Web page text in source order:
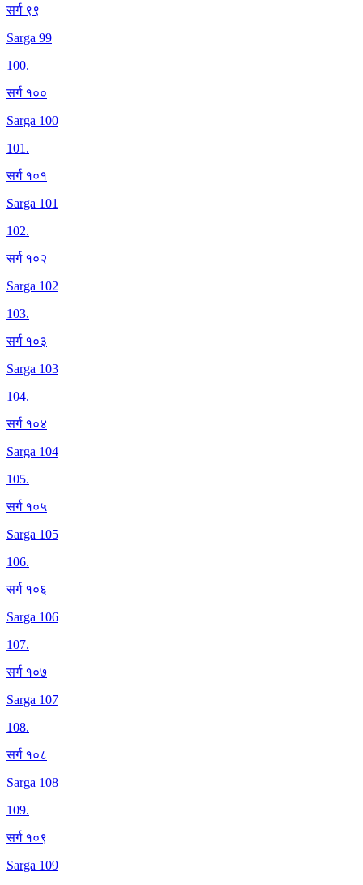
सर्ग ९९
Sarga 99
100.
सर्ग १००
Sarga 100
101.
सर्ग १०१
Sarga 101
102.
सर्ग १०२
Sarga 102
103.
सर्ग १०३
Sarga 103
104.
सर्ग १०४
Sarga 104
105.
सर्ग १०५
Sarga 105
106.
सर्ग १०६
Sarga 106
107.
सर्ग १०७
Sarga 107
108.
सर्ग १०८
Sarga 108
109.
सर्ग १०९
Sarga 109